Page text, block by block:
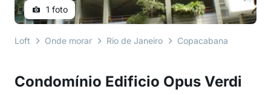
Condomínio Edificio Opus Verdi
1 foto
Loft Onde morar Rio de Janeiro Copacabana